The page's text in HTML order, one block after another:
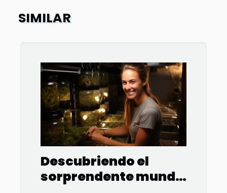
SIMILAR
Descubriendo el
sorprendente mundo